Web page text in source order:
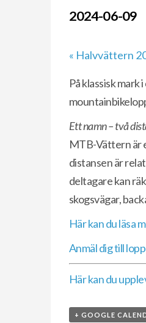
2024-06-09
« Halvvättern
På klassisk
Ett namn – två
MTB-Vättern är
distansen är
deltagare kan
skogsvägar,
Här kan du läsa
Anmäl dig till
Här kan du
+ GOOGLE